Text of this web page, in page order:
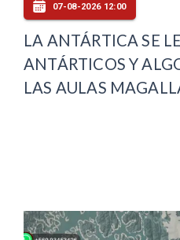
07-08-2026 12:00
LA ANTÁRTICA SE
ANTÁRTICOS Y
LAS AULAS